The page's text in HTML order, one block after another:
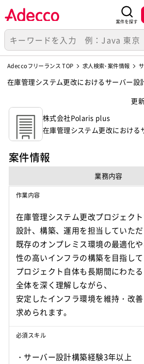
案件を探す
Adeccoフリーランス TOP 求人検索･案件情報
在庫管理システム更改におけるサーバー設
更
株式会社Polaris plus
在庫管理システム更改における
案件情報
業務内容
作業内容
在庫管理システム更改プロジェク
設計、構築、運用を担当していただ
既存のオンプレミス環境の最適化
性の高いインフラの構築を目指して
プロジェクト自体も長期間にわた
全体を深く理解しながら、
安定したインフラ環境を維持・改
必須スキル
・サーバー設計構築経験3年以上